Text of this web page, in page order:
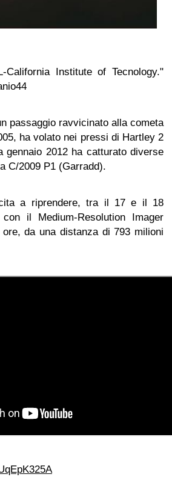
California Institute of Tecnology."
passaggio ravvicinato alla cometa
ha volato nei pressi di Hartley 2
gennaio 2012 ha catturato diverse
C/2009 P1 (Garradd).
a riprendere, tra il 17 e il 18
il Medium-Resolution Imager
da una distanza di 793 milioni